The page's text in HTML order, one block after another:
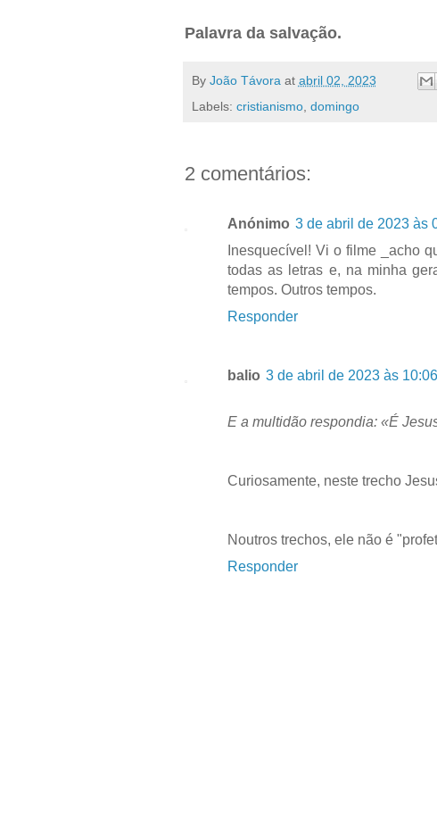
Palavra da salvação.
By João Távora at abril 02, 2023
Labels: cristianismo, domingo
2 comentários:
Anónimo 3 de abril de 2023 às
Inesquecível! Vi o filme _acho
todas as letras e, na minha
tempos. Outros tempos.
Responder
balio 3 de abril de 2023 às 10:06
E a multidão respondia: «É
Curiosamente, neste trecho
Noutros trechos, ele não é
Responder